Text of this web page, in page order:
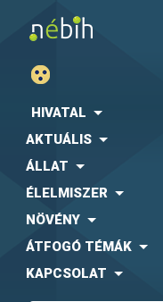
HIVATAL
AKTUÁLIS
ÁLLAT
ÉLELMISZER
NÖVÉNY
ÁTFOGÓ TÉMÁK
KAPCSOLAT